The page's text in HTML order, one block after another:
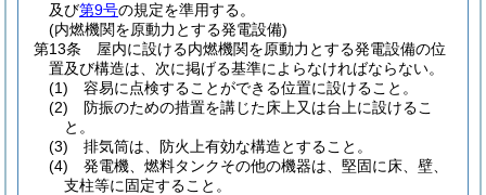
及び第9号の規定を準用する。
(内燃機関を原動力とする発電設備)
第13条
屋内に設ける内燃機関を原動力とする発電設備の位
置及び構造は、次に掲げる基準によらなければならない。
(1)
容易に点検することができる位置に設けること。
(2)
防振のための措置を講じた床上又は台上に設けるこ
と。
(3)
排気筒は、防火上有効な構造とすること。
(4)
発電機、燃料タンクその他の機器は、堅固に床、壁、
支柱等に固定すること。